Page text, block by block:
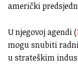
američki
U njegovoj agendi (
mogu snubiti
u strateškim